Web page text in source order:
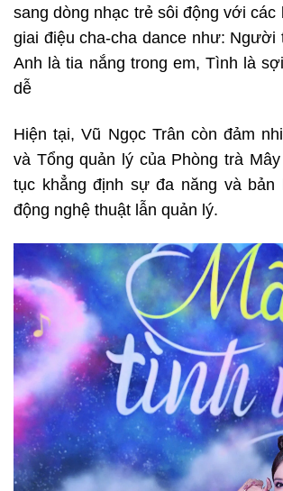
sang dòng nhạc trẻ sôi động với các
giai điệu cha-cha dance như: Người
Anh là tia nắng trong em, Tình là
dễ
Hiện tại, Vũ Ngọc Trân còn đảm
và Tổng quản lý của Phòng trà
tục khẳng định sự đa năng và bản
động nghệ thuật lẫn quản lý.